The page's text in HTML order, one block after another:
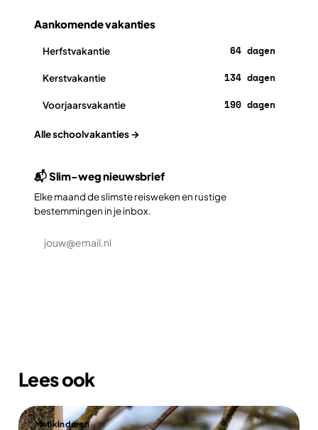
Aankomende vakanties
Herfstvakantie 64 dagen
Kerstvakantie 134 dagen
Voorjaarsvakantie 190 dagen
Alle schoolvakanties →
📬 Slim-weg nieuwsbrief
Elke maand de slimste reisweken en rustige
bestemmingen in je inbox.
Lees ook
Met kinderen